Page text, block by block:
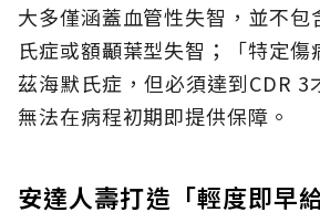
大多僅涵蓋血管性失智，並不包
氏症或額顳葉型失智；「特定
茲海默氏症，但必須達到CDR 3
無法在病程初期即提供保障。
安達人壽打造「輕度即早